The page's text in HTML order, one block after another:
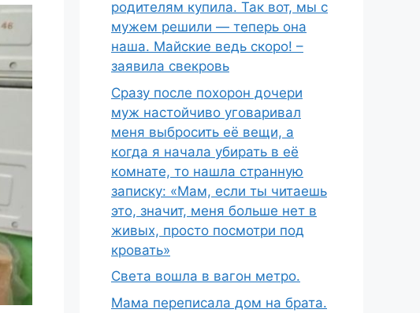
родителям купила. Так вот, мы с
мужем решили — теперь она
наша. Майские ведь скоро! –
заявила свекровь
Сразу после похорон дочери
муж настойчиво уговаривал
меня выбросить её вещи, а
когда я начала убирать в её
комнате, то нашла странную
записку: «Мам, если ты читаешь
это, значит, меня больше нет в
живых, просто посмотри под
кровать»
Света вошла в вагон метро.
Мама переписала дом на брата.